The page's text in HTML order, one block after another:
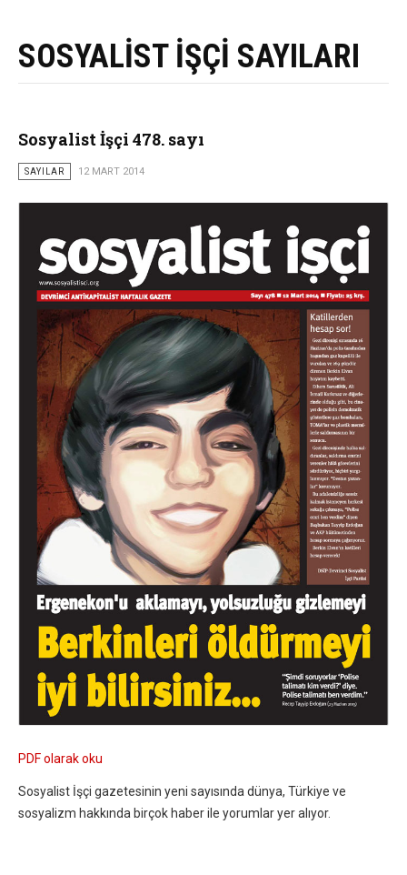
SOSYALİST İŞÇİ SAYILARI
Sosyalist İşçi 478. sayı
SAYILAR 12 MART 2014
PDF olarak oku
Sosyalist İşçi gazetesinin yeni sayısında dünya, Türkiye ve
sosyalizm hakkında birçok haber ile yorumlar yer alıyor.